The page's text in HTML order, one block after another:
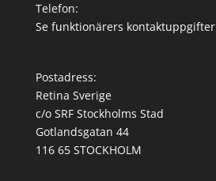
Telefon:
Se funktionärers kontaktuppgifter
Postadress:
Retina Sverige
c/o SRF Stockholms Stad
Gotlandsgatan 44
116 65 STOCKHOLM